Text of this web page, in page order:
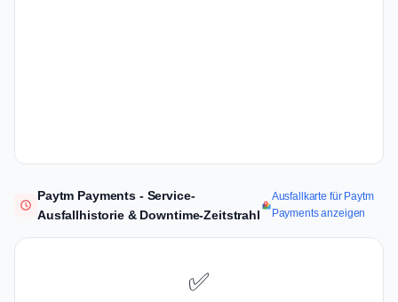
Paytm Payments - Service-
Ausfallhistorie & Downtime-Zeitstrahl
Ausfallkarte für Paytm
Payments anzeigen
✅